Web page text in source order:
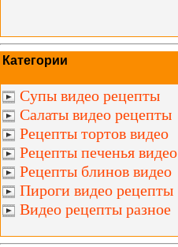
Категории
Супы видео рецепты
Салаты видео рецепты
Рецепты тортов видео
Рецепты печенья видео
Рецепты блинов видео
Пироги видео рецепты
Видео рецепты разное